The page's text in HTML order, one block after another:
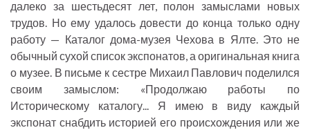
далеко за шестьдесят лет, полон замыслами новых
трудов. Но ему удалось довести до конца только одну
работу — Каталог дома-музея Чехова в Ялте. Это не
обычный сухой список экспонатов, а оригинальная книга
о музее. В письме к сестре Михаил Павлович поделился
своим замыслом: «Продолжаю работы по
Историческому каталогу... Я имею в виду каждый
экспонат снабдить историей его происхождения или же